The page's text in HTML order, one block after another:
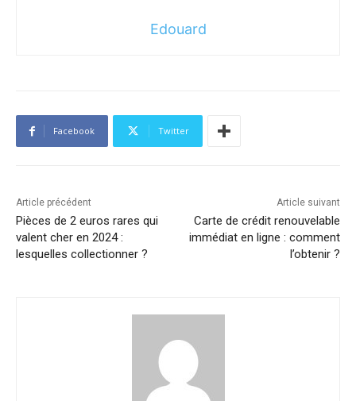
Edouard
Facebook Twitter
Article précédent
Pièces de 2 euros rares qui
valent cher en 2024 :
lesquelles collectionner ?
Article suivant
Carte de crédit renouvelable
immédiat en ligne : comment
l’obtenir ?